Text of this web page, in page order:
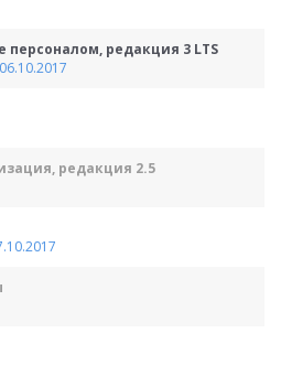
персоналом, редакция 3 LTS
редакция 2.5